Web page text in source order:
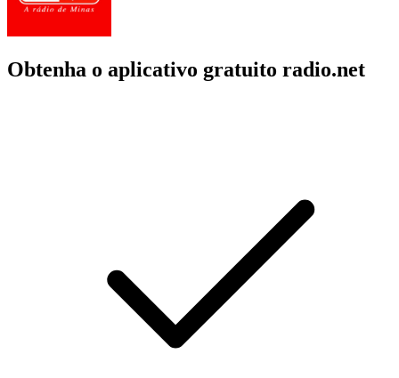
Obtenha o aplicativo gratuito radio.net